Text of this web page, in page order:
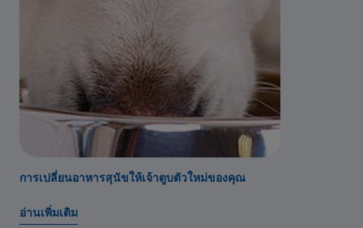
การเปลี่ยนอาหารสุนัขให้เจ้าตูบตัวใหม่ของคุณ
อ่านเพิ่มเติม